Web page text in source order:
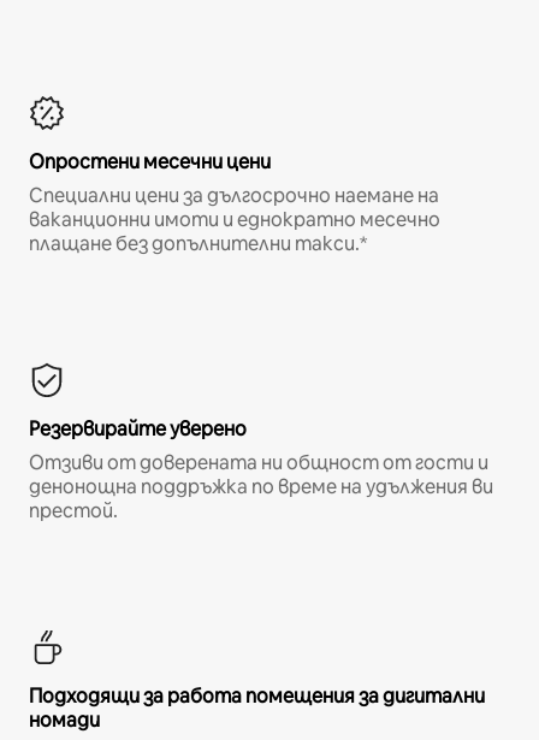
Опростени месечни цени
Специални цени за дългосрочно наемане на
ваканционни имоти и еднократно месечно
плащане без допълнителни такси.*
Резервирайте уверено
Отзиви от доверената ни общност от гости и
денонощна поддръжка по време на удължения ви
престой.
Подходящи за работа помещения за дигитални
номади